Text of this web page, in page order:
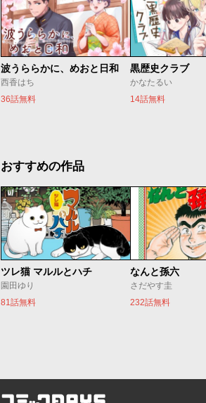
波うららかに、めおと日和
西香はち
36話無料
黒歴史クラブ
かなたるい
14話無料
おすすめの作品
ツレ猫 マルルとハチ
園田ゆり
81話無料
なんと孫六
さだやす圭
232話無料